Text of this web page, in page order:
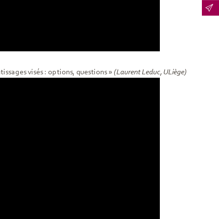
visés : options, questions »(Laurent Leduc, ULiège)